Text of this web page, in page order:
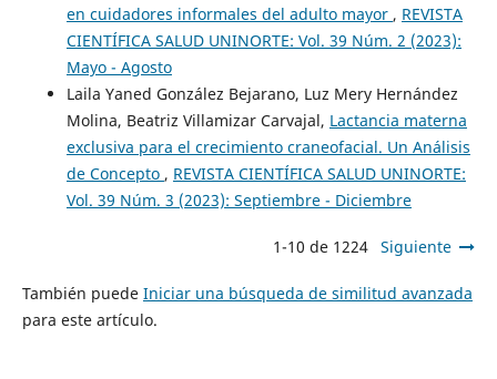
en cuidadores informales del adulto mayor , REVISTA
CIENTÍFICA SALUD UNINORTE: Vol. 39 Núm. 2 (2023):
Mayo - Agosto
Laila Yaned González Bejarano, Luz Mery Hernández
Molina, Beatriz Villamizar Carvajal, Lactancia materna
exclusiva para el crecimiento craneofacial. Un Análisis
de Concepto , REVISTA CIENTÍFICA SALUD UNINORTE:
Vol. 39 Núm. 3 (2023): Septiembre - Diciembre
1-10 de 1224 Siguiente
También puede Iniciar una búsqueda de similitud avanzada
para este artículo.